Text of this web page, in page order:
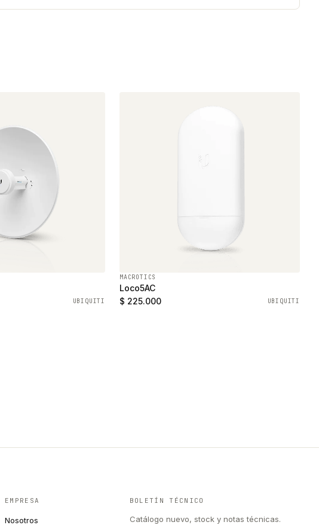
UBIQUITI
MACROTICS
Loco5AC
$ 225.000
UBIQUITI
EMPRESA
Nosotros
BOLETÍN TÉCNICO
Catálogo nuevo, stock y notas técnicas.